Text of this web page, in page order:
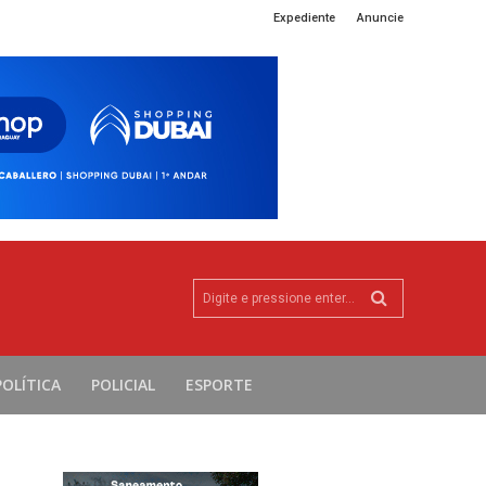
Expediente Anuncie
Digite e pressione enter...
POLICIAL ESPORTE